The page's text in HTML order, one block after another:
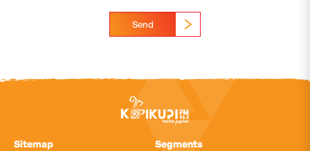
Send
Sitemap Segments